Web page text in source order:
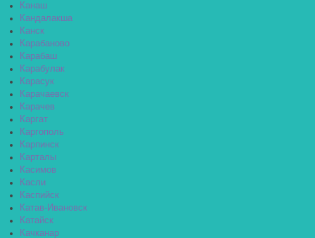
Канаш
Кандалакша
Канск
Карабаново
Карабаш
Карабулак
Карасук
Карачаевск
Карачев
Каргат
Каргополь
Карпинск
Карталы
Касимов
Касли
Каспийск
Катав-Ивановск
Катайск
Качканар